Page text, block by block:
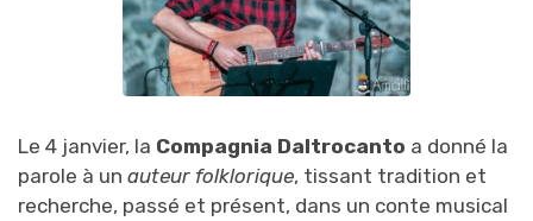
Le 4 janvier, la Compagnia Daltrocanto a donné la
parole à un auteur folklorique, tissant tradition et
recherche, passé et présent, dans un conte musical